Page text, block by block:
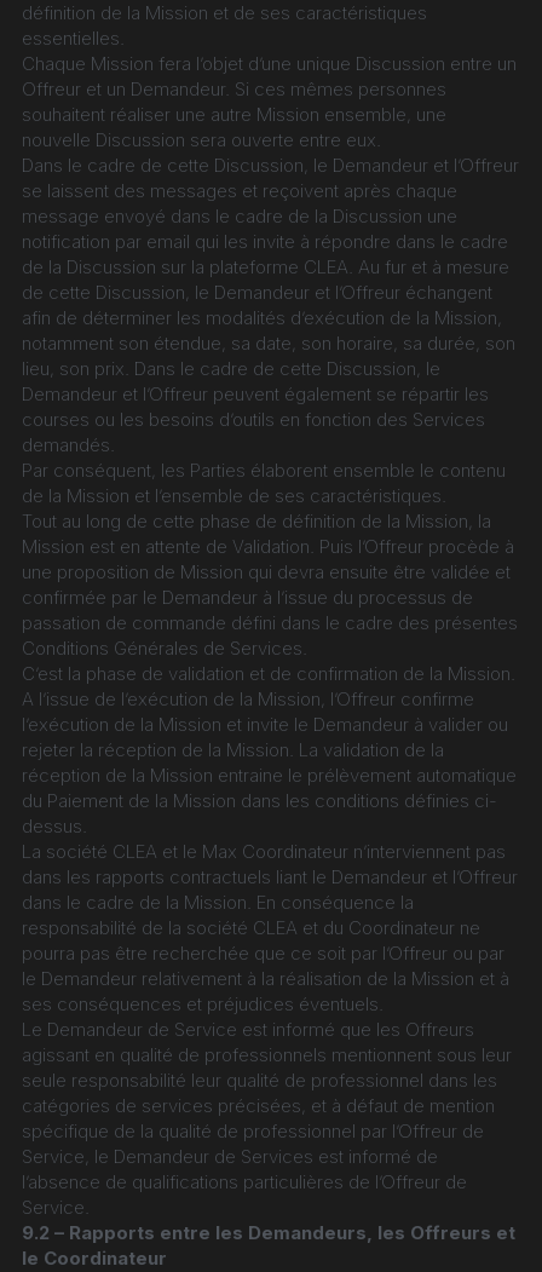
définition de la Mission et de ses caractéristiques
essentielles.
Chaque Mission fera l’objet d’une unique Discussion entre un
Offreur et un Demandeur. Si ces mêmes personnes
souhaitent réaliser une autre Mission ensemble, une
nouvelle Discussion sera ouverte entre eux.
Dans le cadre de cette Discussion, le Demandeur et l’Offreur
se laissent des messages et reçoivent après chaque
message envoyé dans le cadre de la Discussion une
notification par email qui les invite à répondre dans le cadre
de la Discussion sur la plateforme CLEA. Au fur et à mesure
de cette Discussion, le Demandeur et l’Offreur échangent
afin de déterminer les modalités d’exécution de la Mission,
notamment son étendue, sa date, son horaire, sa durée, son
lieu, son prix. Dans le cadre de cette Discussion, le
Demandeur et l’Offreur peuvent également se répartir les
courses ou les besoins d’outils en fonction des Services
demandés.
Par conséquent, les Parties élaborent ensemble le contenu
de la Mission et l’ensemble de ses caractéristiques.
Tout au long de cette phase de définition de la Mission, la
Mission est en attente de Validation. Puis l’Offreur procède à
une proposition de Mission qui devra ensuite être validée et
confirmée par le Demandeur à l’issue du processus de
passation de commande défini dans le cadre des présentes
Conditions Générales de Services.
C’est la phase de validation et de confirmation de la Mission.
A l’issue de l’exécution de la Mission, l’Offreur confirme
l’exécution de la Mission et invite le Demandeur à valider ou
rejeter la réception de la Mission. La validation de la
réception de la Mission entraine le prélèvement automatique
du Paiement de la Mission dans les conditions définies ci-
dessus.
La société CLEA et le Max Coordinateur n’interviennent pas
dans les rapports contractuels liant le Demandeur et l’Offreur
dans le cadre de la Mission. En conséquence la
responsabilité de la société CLEA et du Coordinateur ne
pourra pas être recherchée que ce soit par l’Offreur ou par
le Demandeur relativement à la réalisation de la Mission et à
ses conséquences et préjudices éventuels.
Le Demandeur de Service est informé que les Offreurs
agissant en qualité de professionnels mentionnent sous leur
seule responsabilité leur qualité de professionnel dans les
catégories de services précisées, et à défaut de mention
spécifique de la qualité de professionnel par l’Offreur de
Service, le Demandeur de Services est informé de
l’absence de qualifications particulières de l’Offreur de
Service.
9.2 – Rapports entre les Demandeurs, les Offreurs et
le Coordinateur